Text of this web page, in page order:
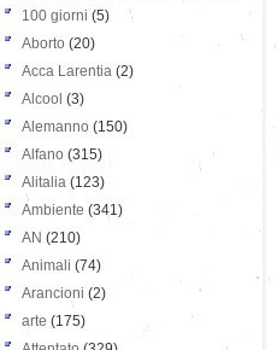
100 giorni (5)
Aborto (20)
Acca Larentia (2)
Alcool (3)
Alemanno (150)
Alfano (315)
Alitalia (123)
Ambiente (341)
AN (210)
Animali (74)
Arancioni (2)
arte (175)